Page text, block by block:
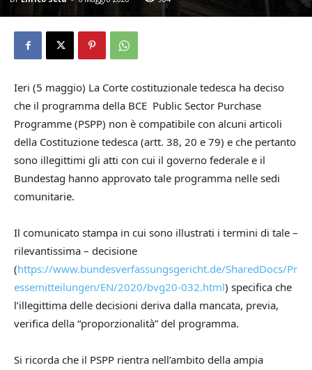
Ieri (5 maggio) La Corte costituzionale tedesca ha deciso
che il programma della BCE Public Sector Purchase
Programme (PSPP) non è compatibile con alcuni articoli
della Costituzione tedesca (artt. 38, 20 e 79) e che pertanto
sono illegittimi gli atti con cui il governo federale e il
Bundestag hanno approvato tale programma nelle sedi
comunitarie.
Il comunicato stampa in cui sono illustrati i termini di tale –
rilevantissima – decisione
(https://www.bundesverfassungsgericht.de/SharedDocs/Pr
essemitteilungen/EN/2020/bvg20-032.html) specifica che
l’illegittima delle decisioni deriva dalla mancata, previa,
verifica della “proporzionalità” del programma.
Si ricorda che il PSPP rientra nell’ambito della ampia